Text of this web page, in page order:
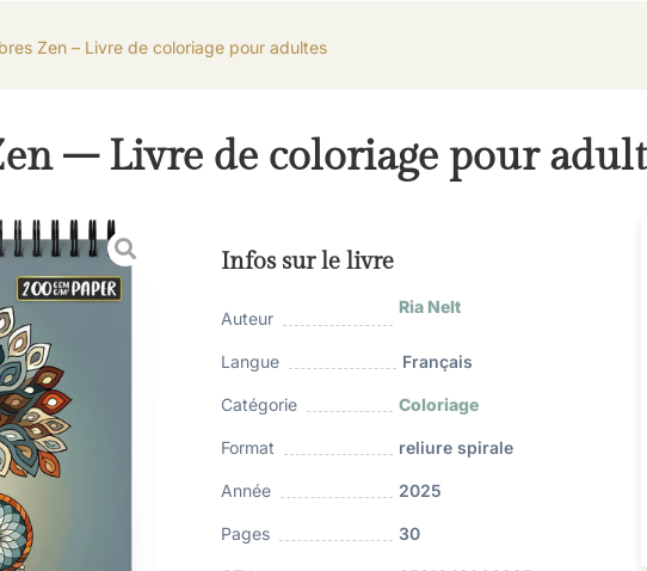
Zen – Livre de coloriage pour adultes
– Livre de coloriage pour
Infos sur le livre
Auteur
Ria Nelt
Langue Français
Catégorie Coloriage
Format reliure spirale
Année 2025
Pages 30